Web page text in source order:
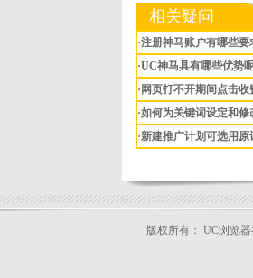
相关疑问
·注册神马账户有哪些
·UC神马具有哪些优势
·网页打不开期间点击收
·如何为关键词设定和修
·新建推广计划可选用原
版权所有： UC浏览